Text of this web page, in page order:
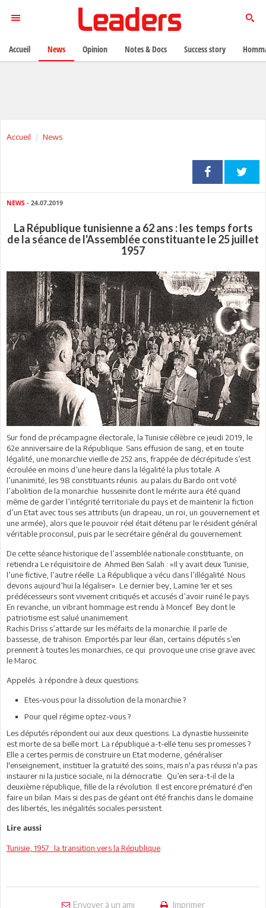
Accueil News
NEWS - 24.07.2019
La République tunisienne a 62 ans : les temps forts
de la séance de l'Assemblée constituante le 25 juillet
1957
Sur fond de précampagne électorale, la Tunisie célèbre ce jeudi 2019, le
62e anniversaire de la République. Sans effusion de sang, et en toute
légalité, une monarchie vieille de 252 ans, frappée de décrépitude s’est
écroulée en moins d’une heure dans la légalité la plus totale. A
l’unanimité, les 98 constituants réunis au palais du Bardo ont voté
l’abolition de la monarchie husseinite dont le mérite aura été quand
même de garder l’intégrité territoriale du pays et de maintenir la fiction
d’un Etat avec tous ses attributs (un drapeau, un roi, un gouvernement et
une armée), alors que le pouvoir réel était détenu par le résident général
véritable proconsul, puis par le secrétaire général du gouvernement.
De cette séance historique de l’assemblée nationale constituante, on
retiendra Le réquisitoire de Ahmed Ben Salah : »Il y avait deux Tunisie,
l’une fictive, l’autre réelle. La République a vécu dans l’illégalité. Nous
devons aujourd’hui la légaliser». Le dernier bey, Lamine 1er et ses
prédécesseurs sont vivement critiqués et accusés d’avoir ruiné le pays.
En revanche, un vibrant hommage est rendu à Moncef Bey dont le
patriotisme est salué unanimement.
Rachis Driss s’attarde sur les méfaits de la monarchie. Il parle de
bassesse, de trahison. Emportés par leur élan, certains députés s’en
prennent à toutes les monarchies, ce qui provoque une crise grave avec
le Maroc.
Appelés à répondre à deux questions:
Etes-vous pour la dissolution de la monarchie ?
Pour quel régime optez-vous ?
Les députés répondent oui aux deux questions. La dynastie husseinite
est morte de sa belle mort. La république a-t-elle tenu ses promesses ?
Elle a certes permis de construire un Etat moderne, généraliser
l'enseignement, instituer la gratuité des soins, mais n'a pas réussi n'a pas
instaurer ni la justice sociale, ni la démocratie. Qu’en sera-t-il de la
deuxième république, fille de la révolution. Il est encore prématuré d'en
faire un bilan. Mais si des pas de géant ont été franchis dans le domaine
des libertés, les inégalités sociales persistent.
Lire aussi
Tunisie, 1957 : la transition vers la République
Envoyer à un ami Imprimer
Accueil News Opinion Notes & Docs Success story